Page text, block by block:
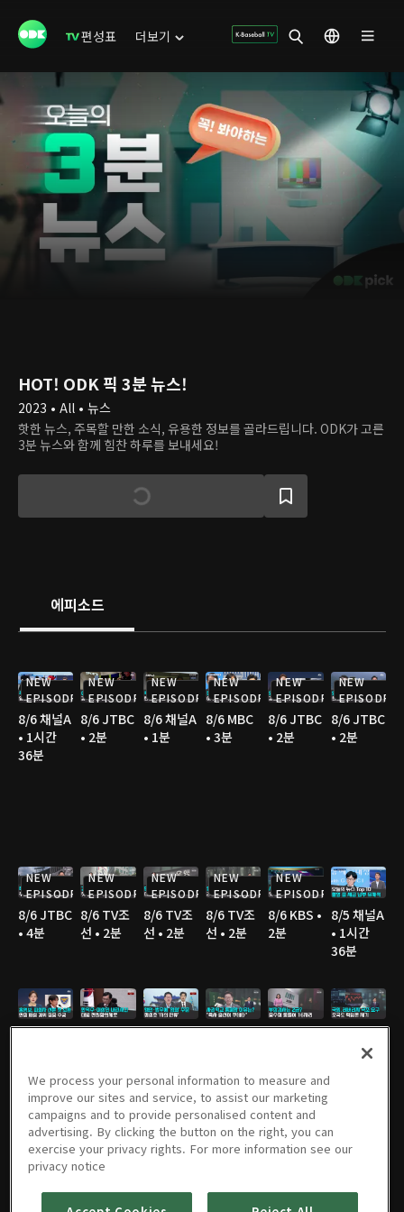
편성표 더보기
HOT! ODK 픽 3분 뉴스!
2023 • All • 뉴스
핫한 뉴스, 주목할 만한 소식, 유용한 정보를 골라드립니다. ODK가 고른
3분 뉴스와 함께 힘찬 하루를 보내세요!
에피소드
NEW
EPISODE
8/6 채널A
• 1시간
36분
NEW
EPISODE
8/6 JTBC
• 2분
NEW
EPISODE
8/6 채널A
• 1분
NEW
EPISODE
8/6 MBC
• 3분
NEW
EPISODE
8/6 JTBC
• 2분
NEW
EPISODE
8/6 JTBC
• 2분
NEW
EPISODE
8/6 JTBC
• 4분
NEW
EPISODE
8/6 TV조
선 • 2분
NEW
EPISODE
8/6 TV조
선 • 2분
NEW
EPISODE
8/6 TV조
선 • 2분
NEW
EPISODE
8/6 KBS •
2분
8/5 채널A
• 1시간
36분
선 • 3분
8/5 TV조
선 • 3분
8/5 MBC
• 3분
8/5 YTN •
3분
8/5 YTN •
3분
8/4 채널A
• 1시간
8/4 JTBC
• 2분
We process your personal information to measure and
improve our sites and service, to assist our marketing
campaigns and to provide personalised content and
advertising. By clicking the button on the right, you can
exercise your privacy rights. For more information see our
privacy notice